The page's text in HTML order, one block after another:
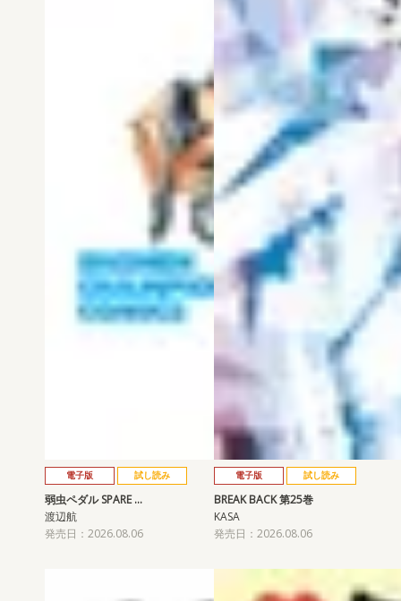
電子版 試し読み
弱虫ペダル SPARE …
渡辺航
発売日：2026.08.06
電子版 試し読み
BREAK BACK 第25巻
KASA
発売日：2026.08.06